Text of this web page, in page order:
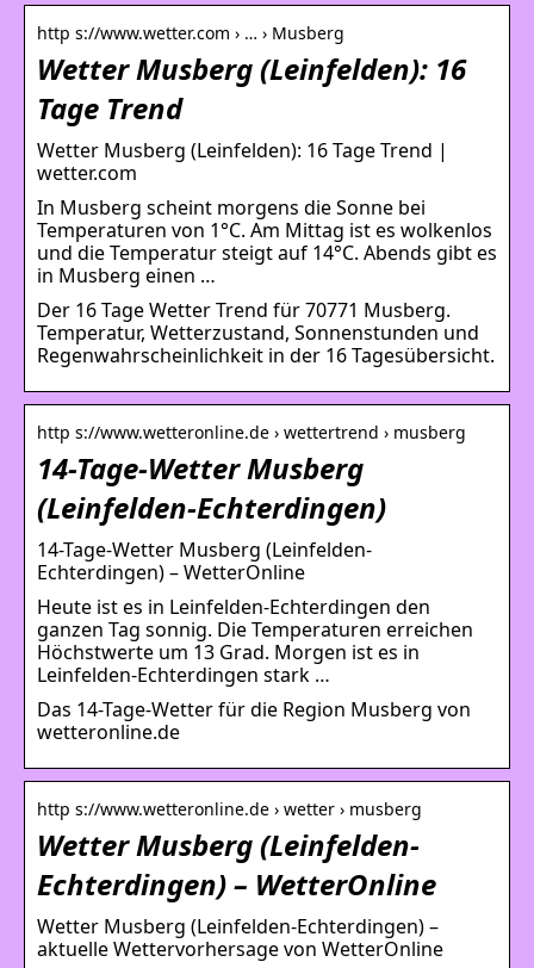
http s://www.wetter.com › … › Musberg
Wetter Musberg (Leinfelden): 16
Tage Trend
Wetter Musberg (Leinfelden): 16 Tage Trend |
wetter.com
In Musberg scheint morgens die Sonne bei
Temperaturen von 1°C. Am Mittag ist es wolkenlos
und die Temperatur steigt auf 14°C. Abends gibt es
in Musberg einen …
Der 16 Tage Wetter Trend für 70771 Musberg.
Temperatur, Wetterzustand, Sonnenstunden und
Regenwahrscheinlichkeit in der 16 Tagesübersicht.
http s://www.wetteronline.de › wettertrend › musberg
14-Tage-Wetter Musberg
(Leinfelden-Echterdingen)
14-Tage-Wetter Musberg (Leinfelden-
Echterdingen) – WetterOnline
Heute ist es in Leinfelden-Echterdingen den
ganzen Tag sonnig. Die Temperaturen erreichen
Höchstwerte um 13 Grad. Morgen ist es in
Leinfelden-Echterdingen stark …
Das 14-Tage-Wetter für die Region Musberg von
wetteronline.de
http s://www.wetteronline.de › wetter › musberg
Wetter Musberg (Leinfelden-
Echterdingen) – WetterOnline
Wetter Musberg (Leinfelden-Echterdingen) –
aktuelle Wettervorhersage von WetterOnline